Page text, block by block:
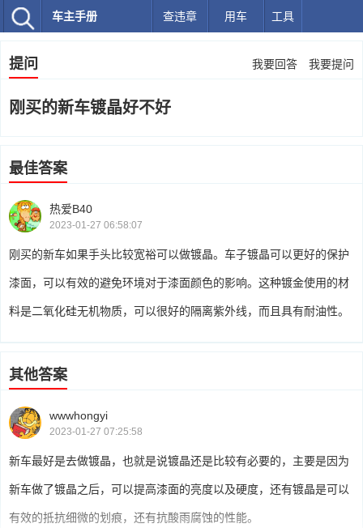
车主手册 查违章 用车 工具
提问 我要回答 我要提问
刚买的新车镀晶好不好
最佳答案
热爱B40
2023-01-27 06:58:07
刚买的新车如果手头比较宽裕可以做镀晶。车子镀晶可以更好的保护
漆面，可以有效的避免环境对于漆面颜色的影响。这种镀金使用的材
料是二氧化硅无机物质，可以很好的隔离紫外线，而且具有耐油性。
其他答案
wwwhongyi
2023-01-27 07:25:58
新车最好是去做镀晶，也就是说镀晶还是比较有必要的，主要是因为
新车做了镀晶之后，可以提高漆面的亮度以及硬度，还有镀晶是可以
有效的抵抗细微的划痕，还有抗酸雨腐蚀的性能。